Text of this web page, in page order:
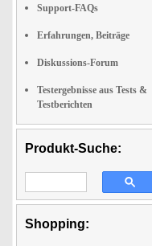
Support-FAQs
Erfahrungen, Beiträge
Diskussions-Forum
Testergebnisse aus Tests &
Testberichten
Produkt-Suche:
Shopping: